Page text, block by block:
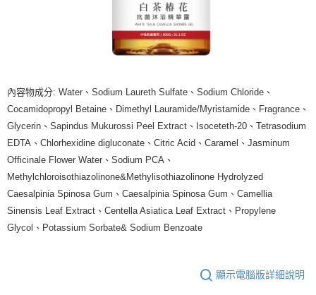
內容物成分: Water、Sodium Laureth Sulfate、Sodium Chloride、
Cocamidopropyl Betaine、Dimethyl Lauramide/Myristamide、Fragrance、
Glycerin、Sapindus Mukurossi Peel Extract、Isoceteth-20、Tetrasodium
EDTA、Chlorhexidine digluconate、Citric Acid、Caramel、Jasminum
Officinale Flower Water、Sodium PCA、
Methylchloroisothiazolinone&Methylisothiazolinone Hydrolyzed
Caesalpinia Spinosa Gum、Caesalpinia Spinosa Gum、Camellia
Sinensis Leaf Extract、Centella Asiatica Leaf Extract、Propylene
Glycol、Potassium Sorbate& Sodium Benzoate
顯示電腦版詳細說明